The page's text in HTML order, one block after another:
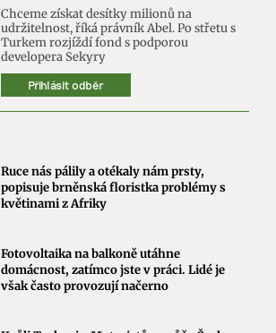
Chceme získat desítky milionů na
udržitelnost, říká právník Abel. Po střetu s
Turkem rozjíždí fond s podporou
developera Sekyry
Přihlásit odběr
Ruce nás pálily a otékaly nám prsty,
popisuje brněnská floristka problémy s
květinami z Afriky
Fotovoltaika na balkoně utáhne
domácnost, zatímco jste v práci. Lidé je
však často provozují načerno